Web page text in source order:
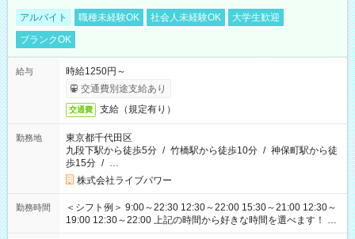
アルバイト 職種未経験OK 社会人未経験OK
大学生歓迎
ブランクOK
給与
時給1250円～
交通費別途支給あり
交通費 支給（規定有り）
勤務地
東京都千代田区
九段下駅から徒歩5分 / 竹橋駅から徒歩10分 / 神保町駅から徒
歩15分 / …
株式会社ライブパワー
勤務時間
＜シフト例＞ 9:00～22:30 12:30～22:00 15:30～21:00 12:30～
19:00 12:30～22:00 上記の時間から好きな時間を選べます！ ※
時間は変更となる可能性があります